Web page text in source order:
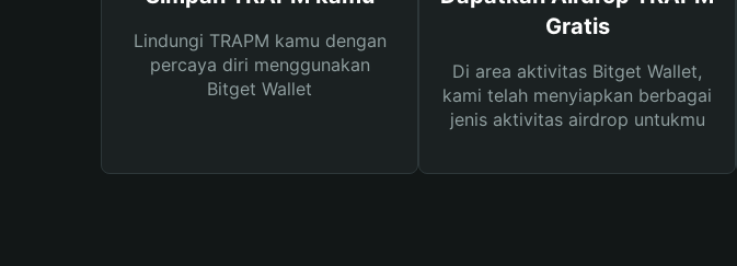
Lindungi TRAPM kamu dengan
percaya diri menggunakan
Bitget Wallet
Gratis
Di area aktivitas Bitget Wallet,
kami telah menyiapkan berbagai
jenis aktivitas airdrop untukmu